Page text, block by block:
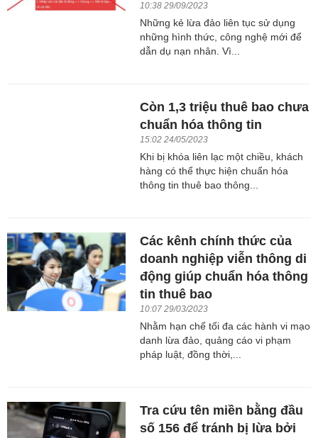
10:38 29/09/2023
Những kẻ lừa đảo liên tục sử dụng
những hình thức, công nghệ mới để
dẫn dụ nạn nhân. Vì...
Còn 1,3 triệu thuê bao chưa
chuẩn hóa thông tin
15:02 24/05/2023
Khi bị khóa liên lạc một chiều, khách
hàng có thể thực hiện chuẩn hóa
thông tin thuê bao thông...
Các kênh chính thức của
doanh nghiệp viễn thông di
động giúp chuẩn hóa thông
tin thuê bao
10:07 29/03/2023
Nhằm hạn chế tối đa các hành vi mạo
danh lừa đảo, quảng cáo vi phạm
pháp luật, đồng thời,...
Tra cứu tên miền bằng đầu
số 156 để tránh bị lừa bởi